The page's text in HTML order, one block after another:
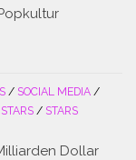
/ SOCIAL MEDIA /
STARS / STARS
Dollar